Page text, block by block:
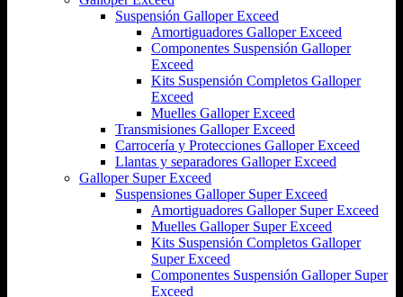
Suspensión Galloper Exceed
Amortiguadores Galloper Exceed
Componentes Suspensión Galloper
Exceed
Kits Suspensión Completos Galloper
Exceed
Muelles Galloper Exceed
Transmisiones Galloper Exceed
Carrocería y Protecciones Galloper Exceed
Llantas y separadores Galloper Exceed
Galloper Super Exceed
Suspensiones Galloper Super Exceed
Amortiguadores Galloper Super Exceed
Muelles Galloper Super Exceed
Kits Suspensión Completos Galloper
Super Exceed
Componentes Suspensión Galloper Super
Exceed